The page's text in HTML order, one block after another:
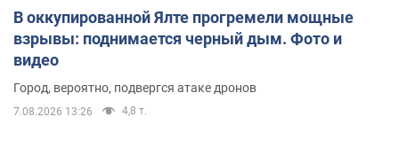
В оккупированной Ялте прогремели мощные
взрывы: поднимается черный дым. Фото и
видео
Город, вероятно, подвергся атаке дронов
7.08.2026 13:26 4,8 т.